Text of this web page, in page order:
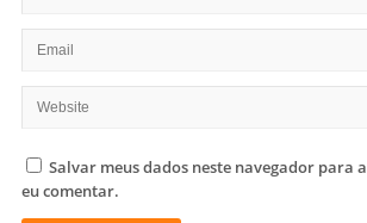
Salvar meus dados neste navegador para
eu comentar.